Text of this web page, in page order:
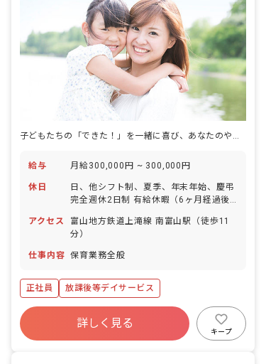
子どもたちの「できた！」を一緒に喜び、あなたのやりがいを見つけよう。
給与 月給300,000円 ~ 300,000円
休日
日、他シフト制、夏季、年末年始、慶弔
完全週休2日制 有給休暇（6ヶ月経過後
アクセス
富山地方鉄道上滝線 南富山駅（徒歩11
分）
仕事内容 保育業務全般
正社員 放課後等デイサービス
詳しく見る
キープ